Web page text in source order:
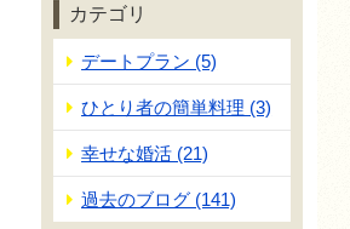
カテゴリ
デートプラン (5)
ひとり者の簡単料理 (3)
幸せな婚活 (21)
過去のブログ (141)